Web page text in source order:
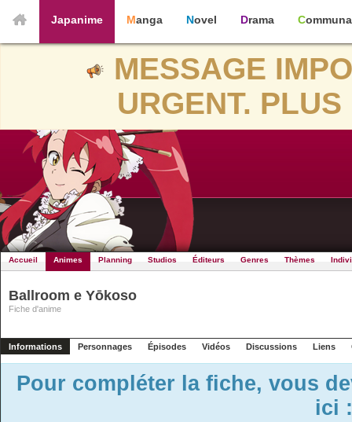
Japanime Manga Novel Drama
MESSAGE
URGENT.
Accueil Animes Planning Studios Éditeurs Genres Thèmes
Ballroom e Yōkoso
Fiche d'anime
Informations Personnages Épisodes Vidéos Discussions Liens
Pour compléter la fiche, vous
ici